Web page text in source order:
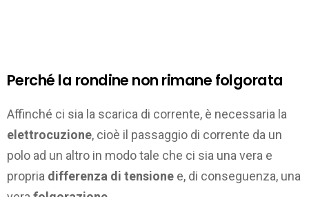
Perché la rondine non rimane folgorata
Affinché ci sia la scarica di corrente, è necessaria la
elettrocuzione, cioè il passaggio di corrente da un
polo ad un altro in modo tale che ci sia una vera e
propria differenza di tensione e, di conseguenza, una